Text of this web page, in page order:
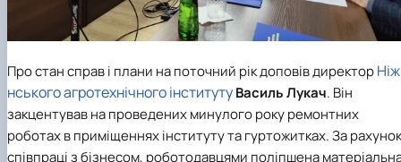
Про стан справ і плани на поточний рік доповів директор
нського агротехнічного інститутуВасиль Лукач. Він
закцентував на проведених минулого року ремонтних
роботах в приміщеннях інституту та гуртожитках. За рахунок
співпраці з бізнесом, роботодавцями поліпшена